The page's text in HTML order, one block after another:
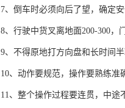
7、倒车时必须向后了望，确定
8、行驶中货叉离地面200-300
9、不得原地打方向盘和长时间
10、动作要规范，操作要熟练准
11、整个操作过程要连贯，中